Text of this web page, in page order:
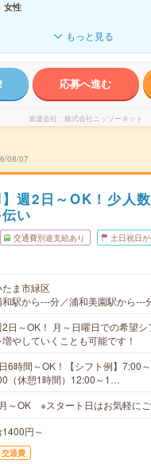
女性
もっと見る
応募へ進む
派遣会社 株式会社ニッソーネット
08/07
】週2日～OK！少人
い
交通費別途支給あり 土日祝日
たま市緑区
和駅から---分／浦和美園駅から---
日～OK！ 月～日曜日での希望シ
やしていくことも可能です！
6時間～OK！【シフト例】7:00
（休憩1時間）12:00～1…
～OK ※スタート日はお気軽にご
円～
交通費